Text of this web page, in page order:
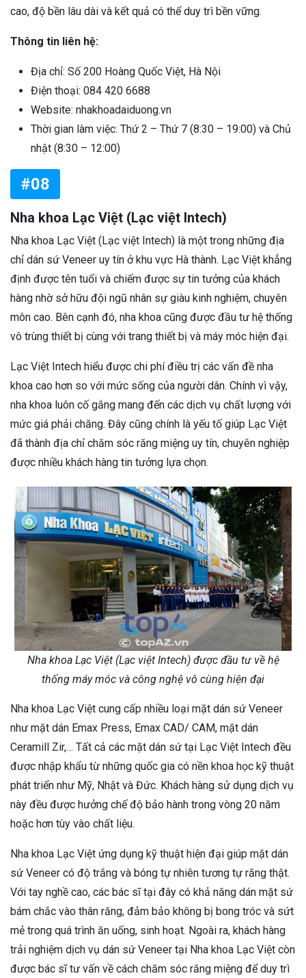
cao, độ bền lâu dài và kết quả có thể duy trì bền vững.
Thông tin liên hệ:
Địa chỉ: Số 200 Hoàng Quốc Việt, Hà Nội
Điện thoại: 084 420 6688
Website: nhakhoadaiduong.vn
Thời gian làm việc: Thứ 2 – Thứ 7 (8:30 – 19:00) và Chủ
nhật (8:30 – 12:00)
#08
Nha khoa Lạc Việt (Lạc việt Intech)
Nha khoa Lạc Việt (Lạc việt Intech) là một trong những địa
chỉ dán sứ Veneer uy tín ở khu vực Hà thành. Lạc Việt khẳng
định được tên tuổi và chiếm được sự tin tưởng của khách
hàng nhờ sở hữu đội ngũ nhân sự giàu kinh nghiệm, chuyên
môn cao. Bên cạnh đó, nha khoa cũng được đầu tư hệ thống
vô trùng thiết bị cùng với trang thiết bị và máy móc hiện đại.
Lạc Việt Intech hiểu được chi phí điều trị các vấn đề nha
khoa cao hơn so với mức sống của người dân. Chính vì vậy,
nha khoa luôn cố gắng mang đến các dịch vụ chất lượng với
mức giá phải chăng. Đây cũng chính là yếu tố giúp Lạc Việt
đã thành địa chỉ chăm sóc răng miệng uy tín, chuyên nghiệp
được nhiều khách hàng tin tưởng lựa chọn.
Nha khoa Lạc Việt (Lạc việt Intech) được đầu tư về hệ
thống máy móc và công nghệ vô cùng hiện đại
Nha khoa Lạc Việt cung cấp nhiều loại mặt dán sứ Veneer
như mặt dán Emax Press, Emax CAD/ CAM, mặt dán
Ceramill Zir,… Tất cả các mặt dán sứ tại Lạc Việt Intech đều
được nhập khẩu từ những quốc gia có nền khoa học kỹ thuật
phát triển như Mỹ, Nhật và Đức. Khách hàng sử dụng dịch vụ
này đều được hưởng chế độ bảo hành trong vòng 20 năm
hoặc hơn tùy vào chất liệu.
Nha khoa Lạc Việt ứng dụng kỹ thuật hiện đại giúp mặt dán
sứ Veneer có độ trắng và bóng tự nhiên tương tự răng thật.
Với tay nghề cao, các bác sĩ tại đây có khả năng dán mặt sứ
bám chắc vào thân răng, đảm bảo không bị bong tróc và sứt
mẻ trong quá trình ăn uống, sinh hoạt. Ngoài ra, khách hàng
trải nghiệm dịch vụ dán sứ Veneer tại Nha khoa Lạc Việt còn
được bác sĩ tư vấn về cách chăm sóc răng miệng để duy trì